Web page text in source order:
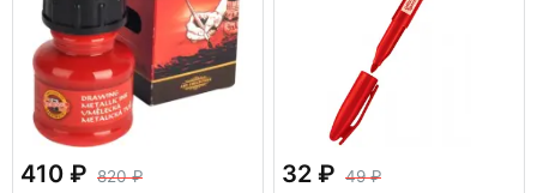
410
820
32
49